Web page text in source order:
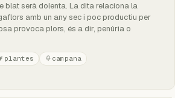
blat serà dolenta. La dita relaciona la
amb un any sec i poc productiu per
provoca plors, és a dir, penúria o
plantes
campana